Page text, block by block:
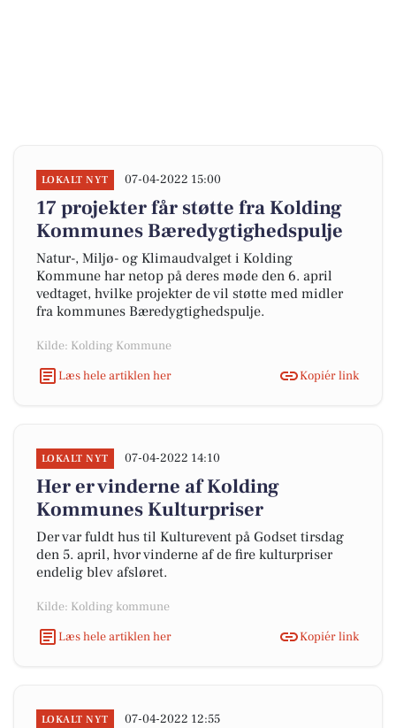
LOKALT NYT 07-04-2022 15:00
17 projekter får støtte fra Kolding
Kommunes Bæredygtighedspulje
Natur-, Miljø- og Klimaudvalget i Kolding
Kommune har netop på deres møde den 6. april
vedtaget, hvilke projekter de vil støtte med midler
fra kommunes Bæredygtighedspulje.
Kilde: Kolding Kommune
Læs hele artiklen her
Kopiér link
LOKALT NYT 07-04-2022 14:10
Her er vinderne af Kolding
Kommunes Kulturpriser
Der var fuldt hus til Kulturevent på Godset tirsdag
den 5. april, hvor vinderne af de fire kulturpriser
endelig blev afsløret.
Kilde: Kolding kommune
Læs hele artiklen her
Kopiér link
LOKALT NYT 07-04-2022 12:55